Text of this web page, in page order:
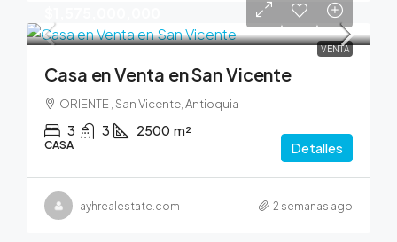
VENTA
Casa en Venta en San Vicente
ORIENTE , San Vicente, Antioquia
3 3 2500 m²
CASA Detalles
ayhrealestate.com 2 semanas ago